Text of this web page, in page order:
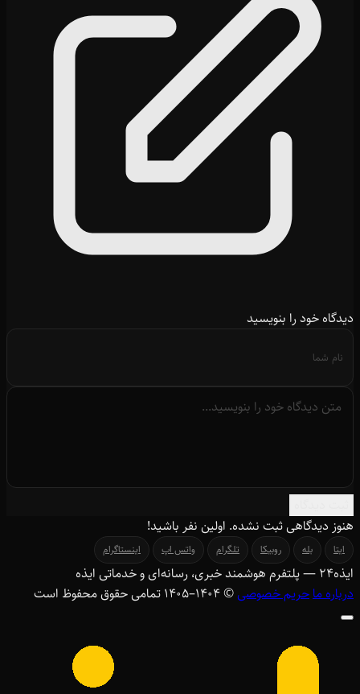
دیدگاه خود را بنویسید
هنوز دیدگاهی ثبت نشده. اولین نفر باشید!
ایتا بله روبیکا تلگرام واتس اپ اینستاگرام
ایذه۲۴ — پلتفرم هوشمند خبری، رسانه‌ای و خدماتی ایذه
درباره ماحریم خصوصی© ۱۴۰۴–1405 تمامی حقوق محفوظ است